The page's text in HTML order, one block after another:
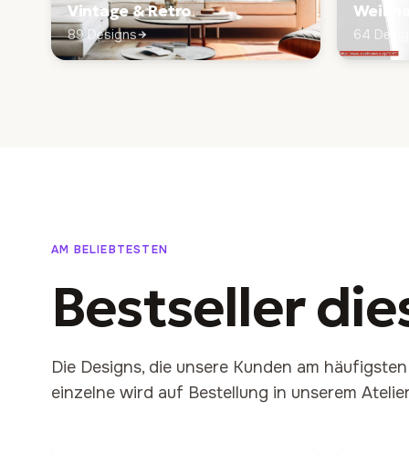
Vintage & Retro
89 Designs 64
AM BELIEBTESTEN
Bestseller
Die Designs, die unsere Kunden am
einzelne wird auf Bestellung in unserem